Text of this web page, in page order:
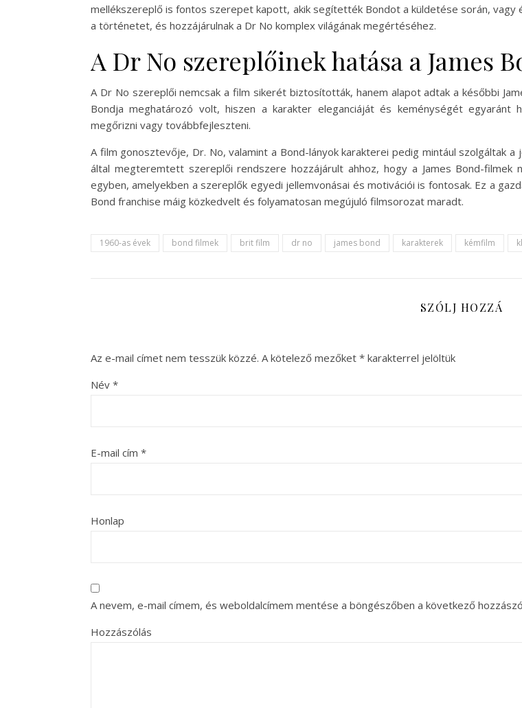
mellékszereplő is fontos szerepet kapott, akik segítették Bondot a küldetése során, vagy
a történetet, és hozzájárulnak a Dr No komplex világának megértéséhez.
A Dr No szereplőinek hatása a James
A Dr No szereplői nemcsak a film sikerét biztosították, hanem alapot adtak a későbbi
Bondja meghatározó volt, hiszen a karakter eleganciáját és keménységét egyaránt
megőrizni vagy továbbfejleszteni.
A film gonosztevője, Dr. No, valamint a Bond-lányok karakterei pedig mintául szolgáltak
által megteremtett szereplői rendszere hozzájárult ahhoz, hogy a James Bond-filmek
egyben, amelyekben a szereplők egyedi jellemvonásai és motivációi is fontosak. Ez a
Bond franchise máig közkedvelt és folyamatosan megújuló filmsorozat maradt.
1960-as évek bond filmek brit film dr no james bond karakterek kémfilm
SZÓLJ HOZZÁ
Az e-mail címet nem tesszük közzé. A kötelező mezőket * karakterrel jelöltük
Név *
E-mail cím *
Honlap
A nevem, e-mail címem, és weboldalcímem mentése a böngészőben a következő
Hozzászólás